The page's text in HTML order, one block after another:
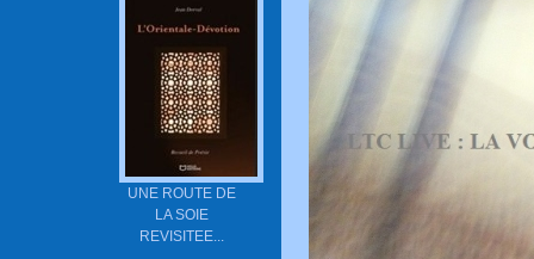
UNE ROUTE DE
LA SOIE
REVISITEE...